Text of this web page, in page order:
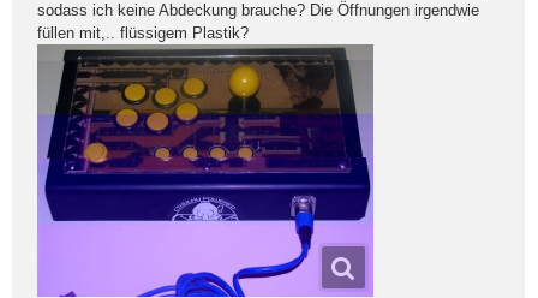
sodass ich keine Abdeckung brauche? Die Öffnungen irgendwie
füllen mit,.. flüssigem Plastik?